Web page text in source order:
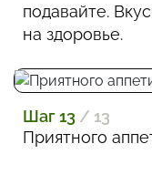
подавайте.
на здоровье.
Шаг 13 / 13
Приятного